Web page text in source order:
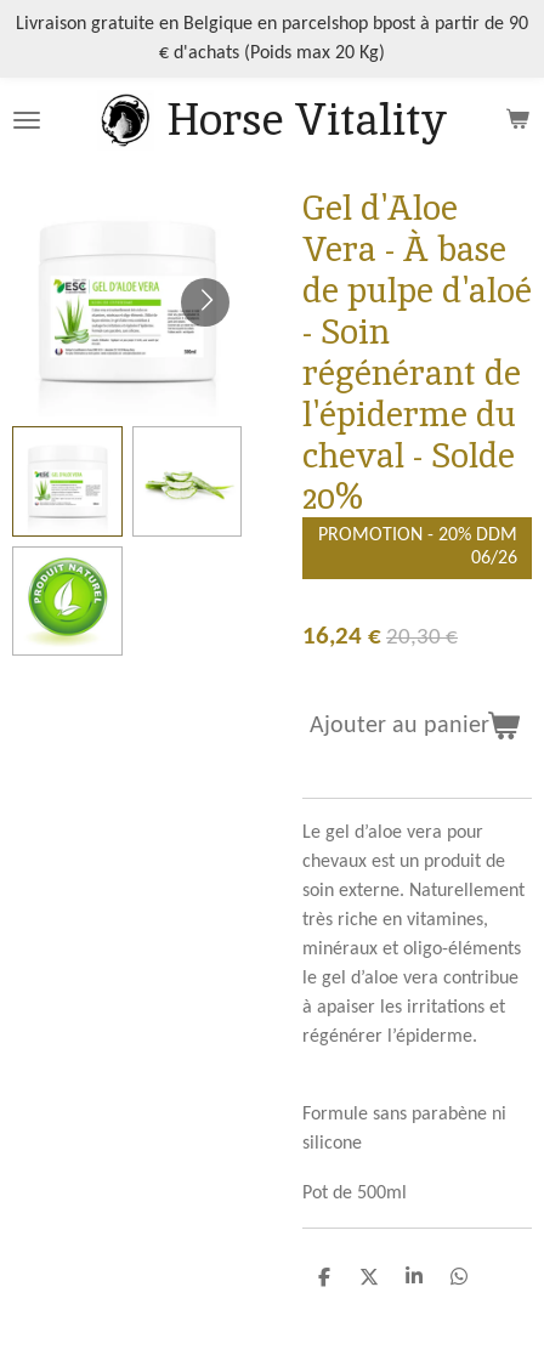
Passer
principal
Horse Vitality
Livraison gratuite en Belgique en parcelshop bpost à partir de 90
€ d'achats (Poids max 20 Kg)
Gel d'Aloe
Vera - À base
de pulpe d'aloé
- Soin
régénérant de
l'épiderme du
cheval - Solde
20%
PROMOTION - 20% DDM
06/26
16,24 € 20,30 €
Ajouter au panier
Le gel d’aloe vera pour
chevaux est un produit de
soin externe. Naturellement
très riche en vitamines,
minéraux et oligo-éléments
le gel d’aloe vera contribue
à apaiser les irritations et
régénérer l’épiderme.
Formule sans parabène ni
silicone
Pot de 500ml
P
P
P
P